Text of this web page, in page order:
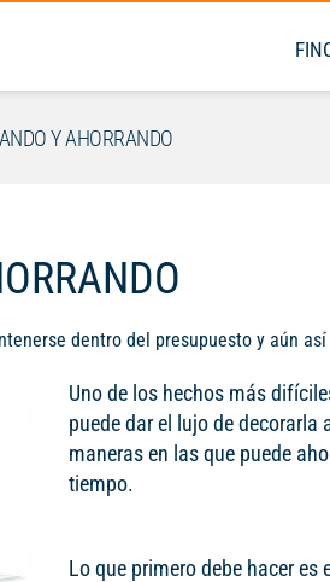
Y AHORRANDO
dentro del presupuesto y aún
Uno de los hechos más
puede dar el lujo de
maneras en las que puede
tiempo.
Lo que primero debe hacer es